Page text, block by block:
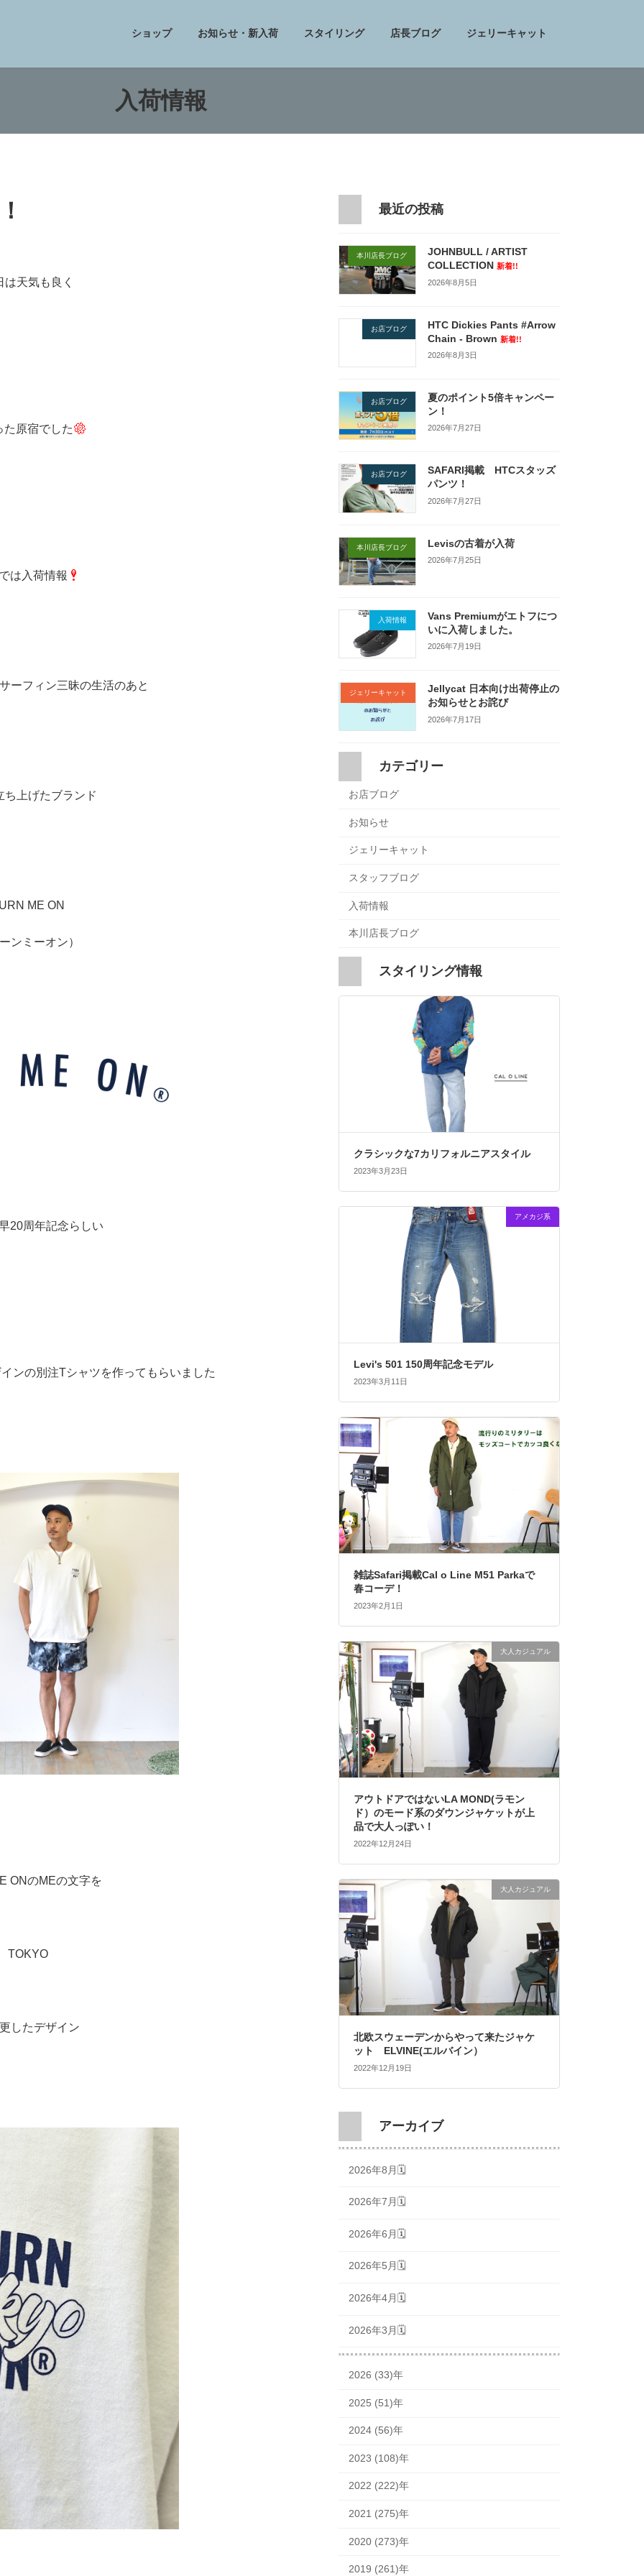
ショップ お知らせ・新入荷 スタイリング 店長ブログ ジェリーキャット
入荷情報
は天気も良く
た原宿でした
は入荷情報
ーフィン三昧の生活のあと
ち上げたブランド
ME ON
ンミーオン）
20周年記念らしい
ンの別注Tシャツを作ってもらいました
ONのMEの文字を
TOKYO
したデザイン
最近の投稿
本川店長ブログ
JOHNBULL / ARTIST
COLLECTION 新着!!
2026年8月5日
お店ブログ
HTC Dickies Pants #Arrow
Chain - Brown 新着!!
2026年8月3日
お店ブログ
夏のポイント5倍キャンペー
ン！
2026年7月27日
お店ブログ
SAFARI掲載 HTCスタッズ
パンツ！
2026年7月27日
本川店長ブログ Levisの古着が入荷
2026年7月25日
入荷情報
Vans Premiumがエトフにつ
いに入荷しました。
2026年7月19日
ジェリーキャット
Jellycat 日本向け出荷停止の
お知らせとお詫び
2026年7月17日
カテゴリー
お店ブログ
お知らせ
ジェリーキャット
スタッフブログ
入荷情報
本川店長ブログ
スタイリング情報
クラシックな7カリフォルニアスタイル
2023年3月23日
アメカジ系
Levi's 501 150周年記念モデル
2023年3月11日
雑誌Safari掲載Cal o Line M51 Parkaで
春コーデ！
2023年2月1日
大人カジュアル
アウトドアではないLA MOND(ラモン
ド）のモード系のダウンジャケットが上
品で大人っぽい！
2022年12月24日
大人カジュアル
北欧スウェーデンからやって来たジャケ
ット ELVINE(エルバイン）
2022年12月19日
アーカイブ
2026年8月🗓
2026年7月🗓
2026年6月🗓
2026年5月🗓
2026年4月🗓
2026年3月🗓
2026 (33)年
2025 (51)年
2024 (56)年
2023 (108)年
2022 (222)年
2021 (275)年
2020 (273)年
2019 (261)年